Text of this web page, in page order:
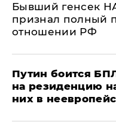
Бывший генсек
признал полный
отношении РФ
Путин боится
на резиденцию
них в